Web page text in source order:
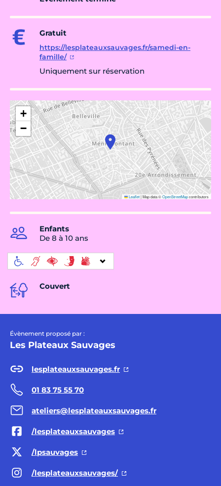
Gratuit
https://lesplateauxsauvages.fr/samedi-en-
famille/
Uniquement sur réservation
+
−
Leaflet|Map data ©OpenStreetMapcontributors
Enfants
De 8 à 10 ans
Couvert
Évènement proposé par :
Les Plateaux Sauvages
lesplateauxsauvages.fr
01 83 75 55 70
ateliers@lesplateauxsauvages.fr
/lesplateauxsauvages
/lpsauvages
/lesplateauxsauvages/